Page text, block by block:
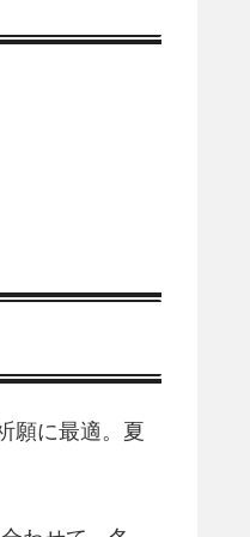
願に最適。夏